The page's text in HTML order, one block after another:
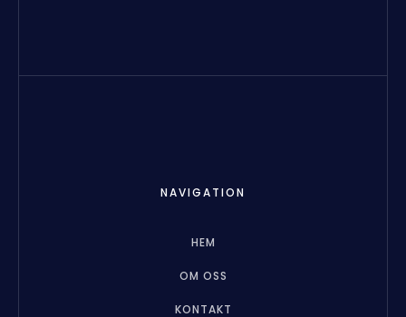
NAVIGATION
HEM
OM OSS
KONTAKT